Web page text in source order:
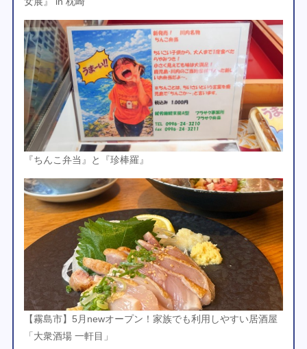
『ちんこ弁当』と『珍棒羅』
【霧島市】5月newオープン！家族でも利用しやすい居酒屋
「大衆酒場 一軒目」